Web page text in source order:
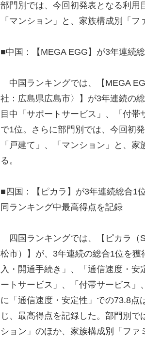
部門別では、今回初発表となる利用
「マンション」と、家族構成別「フ
■中国：【MEGA EGG】が3年連続
中国ランキングでは、【MEGA
社：広島県広島市〉】が3年連続の
目中「サポートサービス」、「付帯
で1位。さらに部門別では、今回初
「戸建て」、「マンション」と、
る。
■四国：【ピカラ】が3年連続総合
同ランキング中最高得点を記録
四国ランキングでは、【ピカラ（
松市）】が、3年連続の総合1位を
入・開通手続き」、「通信速度・
ートサービス」、「付帯サービス
に「通信速度・安定性」での73.8点
じ、最高得点を記録した。部門別
ション」のほか、家族構成別「ファ